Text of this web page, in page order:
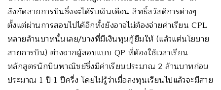
สังกัดสายการบินซึ่งจะได้รับเงินเดือน สิทธิ์สวัสดิการต่างๆ
ตั้งแต่ผ่านการสอบไปได้อีกทั้งยังอาจไม่ต้องจ่ายค่าเรียน CPL
หลายล้านบาทนั้นเลย/บางที่มีเงินทุนกู้ยืมให้ (แล้วแต่นโยบาย
สายการบิน) ต่างจากผู้สอบแบบ QP ที่ต้องใช้เวลาเรียน
หลักสูตรนักบินพาณิชย์ซึ่งมีค่าเรียนประมาณ 2 ล้านบาทก่อน
ประมาณ 1 ปี-1 ปีครึ่ง โดยไม่รู้ว่าเมื่อลงทุนเรียนไปแล้วจะมีสาย